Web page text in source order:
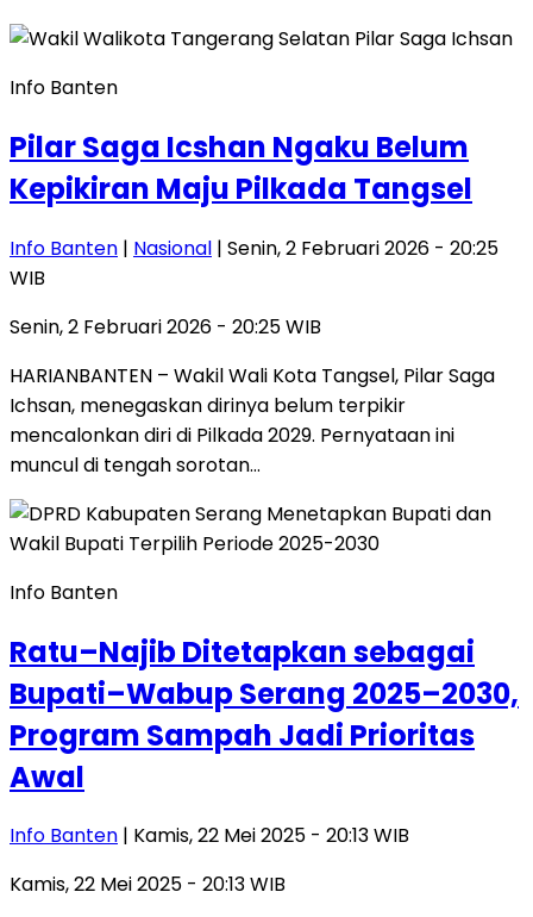
Info Banten
Pilar Saga Icshan Ngaku Belum
Kepikiran Maju Pilkada Tangsel
Info Banten | Nasional | Senin, 2 Februari 2026 - 20:25
WIB
Senin, 2 Februari 2026 - 20:25 WIB
HARIANBANTEN – Wakil Wali Kota Tangsel, Pilar Saga
Ichsan, menegaskan dirinya belum terpikir
mencalonkan diri di Pilkada 2029. Pernyataan ini
muncul di tengah sorotan…
Info Banten
Ratu–Najib Ditetapkan sebagai
Bupati–Wabup Serang 2025–2030,
Program Sampah Jadi Prioritas
Awal
Info Banten | Kamis, 22 Mei 2025 - 20:13 WIB
Kamis, 22 Mei 2025 - 20:13 WIB